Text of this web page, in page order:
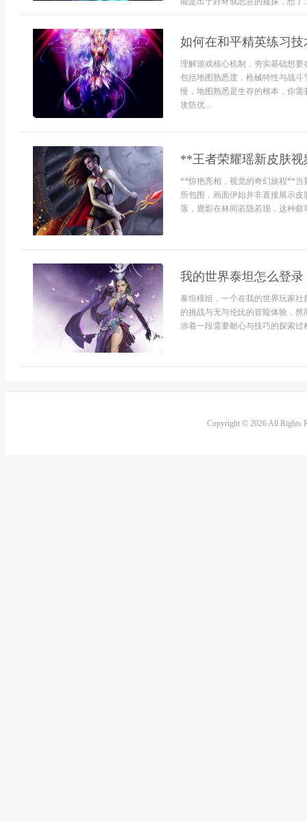
如何在和平精英练习
理解游戏核心机制，夯实基础想
包括地图熟悉度，枪械特性与战
慢，地图熟悉是生存的根本，你
攻防优...
**王者荣耀瑶新皮肤
**惊艳亮相，视觉的奇幻旅程**当
所包围，画面伊始并非直接展示
落，鹿影在林间若隐若现，这种叙
我的世界泰坦怎么登
泰坦模组，一个在我的世界玩家
的挑战与无与伦比的冒险体验，
涉着一段需要耐心与技巧的探索过
Copyright © 2026 All Rights